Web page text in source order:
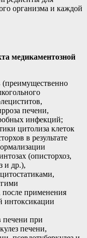
организма и каждой
медикаментозной
(преимущественно
печени,
инфекций;
цитолиза клеток
в результате
(описторхоз,
и др.),
после применения
интоксикации
печени при
печени,